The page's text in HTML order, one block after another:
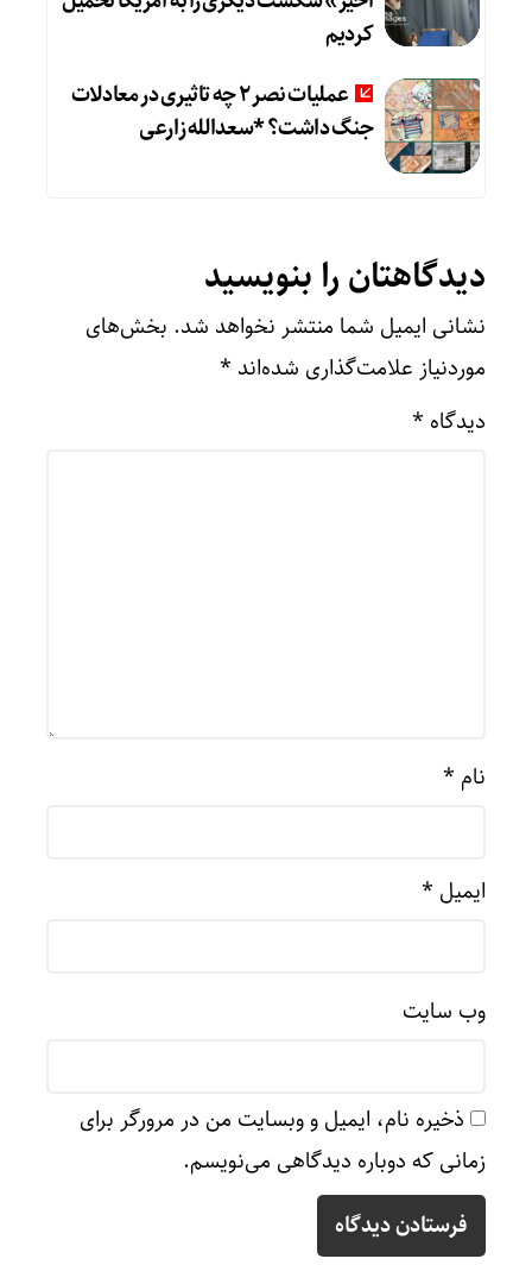
کردیم
عملیات نصر ۲ چه تاثیری در معادلات
جنگ داشت؟ *سعدالله زارعی
دیدگاهتان را بنویسید
نشانی ایمیل شما منتشر نخواهد شد. بخش‌های
موردنیاز علامت‌گذاری شده‌اند *
دیدگاه *
نام *
ایمیل *
وب‌ سایت
ذخیره نام، ایمیل و وبسایت من در مرورگر برای
زمانی که دوباره دیدگاهی می‌نویسم.